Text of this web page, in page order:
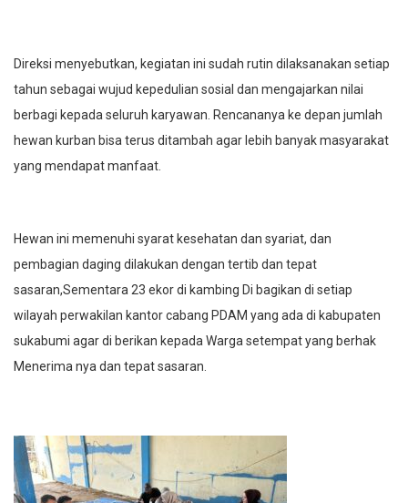
Direksi menyebutkan, kegiatan ini sudah rutin dilaksanakan setiap
tahun sebagai wujud kepedulian sosial dan mengajarkan nilai
berbagi kepada seluruh karyawan. Rencananya ke depan jumlah
hewan kurban bisa terus ditambah agar lebih banyak masyarakat
yang mendapat manfaat.
Hewan ini memenuhi syarat kesehatan dan syariat, dan
pembagian daging dilakukan dengan tertib dan tepat
sasaran,Sementara 23 ekor di kambing Di bagikan di setiap
wilayah perwakilan kantor cabang PDAM yang ada di kabupaten
sukabumi agar di berikan kepada Warga setempat yang berhak
Menerima nya dan tepat sasaran.